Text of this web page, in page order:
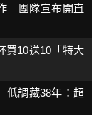
團隊宣布開直
10送10「特大
低調藏38年：超